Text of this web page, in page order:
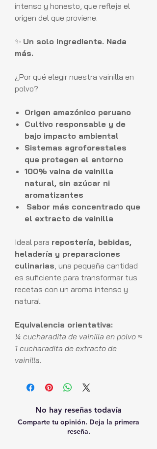
intenso y honesto, que refleja el
origen del que proviene.
✨ Un solo ingrediente. Nada
más.
¿Por qué elegir nuestra vainilla en
polvo?
Origen amazónico peruano
Cultivo responsable y de
bajo impacto ambiental
Sistemas agroforestales
que protegen el entorno
100% vaina de vainilla
natural, sin azúcar ni
aromatizantes
Sabor más concentrado que
el extracto de vainilla
Ideal para repostería, bebidas,
heladería y preparaciones
culinarias, una pequeña cantidad
es suficiente para transformar tus
recetas con un aroma intenso y
natural.
Equivalencia orientativa:
¼ cucharadita de vainilla en polvo ≈
1 cucharadita de extracto de
vainilla.
No hay reseñas todavía
Comparte tu opinión. Deja la primera
reseña.